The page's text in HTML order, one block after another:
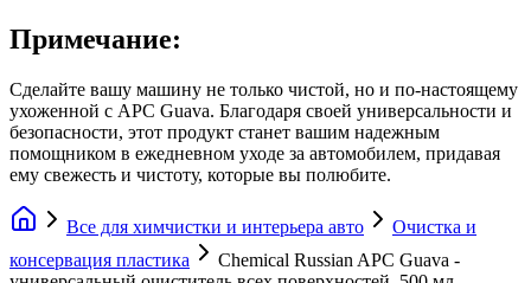
Примечание:
Сделайте вашу машину не только чистой, но и по-настоящему
ухоженной с APC Guava. Благодаря своей универсальности и
безопасности, этот продукт станет вашим надежным
помощником в ежедневном уходе за автомобилем, придавая
ему свежесть и чистоту, которые вы полюбите.
Все для химчистки и интерьера авто
Очистка и
консервация пластика
Chemical Russian APC Guava -